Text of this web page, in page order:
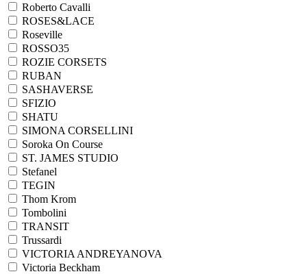
Roberto Cavalli
ROSES&LACE
Roseville
ROSSO35
ROZIE CORSETS
RUBAN
SASHAVERSE
SFIZIO
SHATU
SIMONA CORSELLINI
Soroka On Course
ST. JAMES STUDIO
Stefanel
TEGIN
Thom Krom
Tombolini
TRANSIT
Trussardi
VICTORIA ANDREYANOVA
Victoria Beckham